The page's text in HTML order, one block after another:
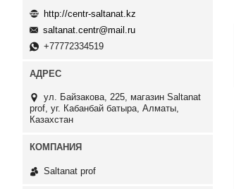
http://centr-saltanat.kz
saltanat.centr@mail.ru
+77772334519
ул. Байзакова, 225, магазин Saltanat
prof, уг. Кабанбай батыра, Алматы,
Казахстан
Saltanat prof